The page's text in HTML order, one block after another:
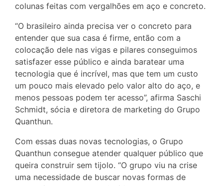
colunas feitas com vergalhões em aço e concreto.
“O brasileiro ainda precisa ver o concreto para
entender que sua casa é firme, então com a
colocação dele nas vigas e pilares conseguimos
satisfazer esse público e ainda baratear uma
tecnologia que é incrível, mas que tem um custo
um pouco mais elevado pelo valor alto do aço, e
menos pessoas podem ter acesso”, afirma Saschi
Schmidt, sócia e diretora de marketing do Grupo
Quanthun.
Com essas duas novas tecnologias, o Grupo
Quanthun consegue atender qualquer público que
queira construir sem tijolo. “O grupo viu na crise
uma necessidade de buscar novas formas de